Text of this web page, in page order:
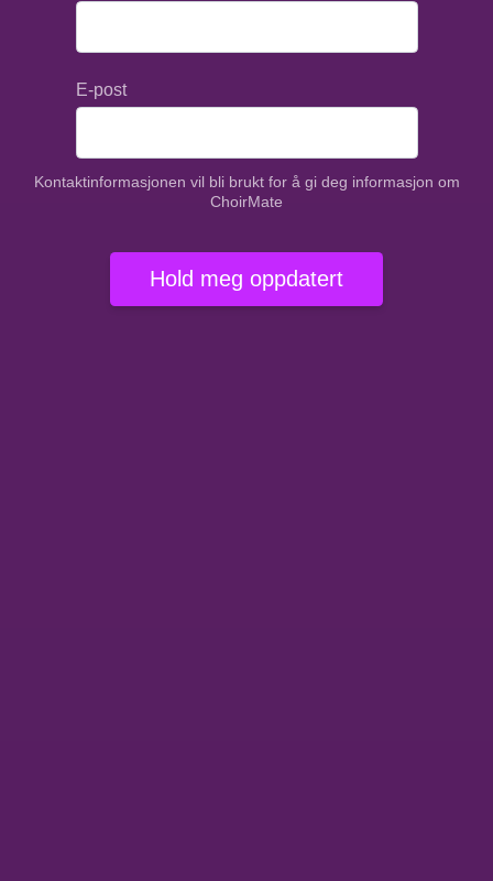
E-post
Kontaktinformasjonen vil bli brukt for å gi deg informasjon om
ChoirMate
Hold meg oppdatert